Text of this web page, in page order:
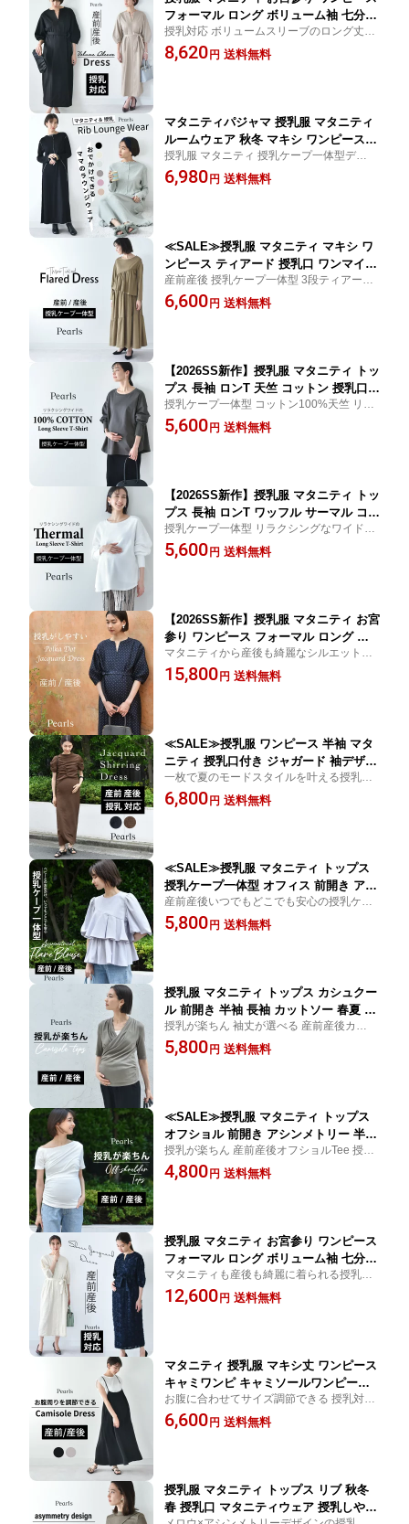
フォーマル ロング ボリューム袖 七分袖
長袖 入学式 入園式 卒園式 結婚式 七五
三 記念撮影 記念写真 フォト 授乳口付
授乳対応 ボリュームスリーブのロング丈ポ
ンチワンピース 秋冬 冬 春 授乳服 マタニテ
ィ 妊婦服 お宮参り フォーマル 入学式 入園
8,620円 送料無料
マタニティパジャマ 授乳服 マタニティ
ルームウェア 秋冬 マキシ ワンピース
授乳口 部屋着 入院 ワンマイル リブ 長
袖 ロング 授乳ケープ一体型 カットソー
授乳服 マタニティ 授乳ケープ一体型デザイ
ンのマキシ丈ラウンジリブワンピース 秋冬
妊婦服 ルームウェア パジャマ 長袖 ロング
6,980円 送料無料
≪SALE≫授乳服 マタニティ マキシ ワ
ンピース ティアード 授乳口 ワンマイル
ロング ロング丈 長袖 授乳ケープ 授乳
ケープ一体型 カットソー フレア 妊婦服
産前産後 授乳ケープ一体型 3段ティアード
のAラインワンピース 春 夏 秋 冬 授乳服 妊
婦服 マタニティ 産前産後 ワンマイル ロン
6,600円 送料無料
【2026SS新作】授乳服 マタニティ トッ
プス 長袖 ロンT 天竺 コットン 授乳口付
き 春 秋 冬 おしゃれ 可愛い ママ 妊婦
妊婦服 ワイドシルエット 産前産後 授乳
授乳ケープ一体型 コットン100%天竺 リラ
クシングなワイドシルエットのロングスリ
ーブTee 授乳服 マタニティ 妊婦服 トップス
5,600円 送料無料
【2026SS新作】授乳服 マタニティ トッ
プス 長袖 ロンT ワッフル サーマル コッ
トン 授乳口付き 春 秋 冬 おしゃれ 可愛
い ママ 妊婦 妊婦服 ワイドシルエット
授乳ケープ一体型 リラクシングなワイドシ
ルエットのサーマルロングスリーブTee 授
乳服 マタニティ 妊婦服 トップス 長袖 ワッ
5,600円 送料無料
【2026SS新作】授乳服 マタニティ お宮
参り ワンピース フォーマル ロング ボ
リューム袖 七分袖 ドット ジャガード
ドレス 入学式 入園式 卒園式 結婚式 七
マタニティから産後も綺麗なシルエットの
ロング丈ドットジャガードドレス 授乳服 ワ
ンピース フォーマル お宮参り 入学式 入園
15,800円 送料無料
≪SALE≫授乳服 ワンピース 半袖 マタ
ニティ 授乳口付き ジャガード 袖デザイ
ン シャーリング アシンメトリー 春夏
夏 マキシ ロング ロング丈 産前産後 お
一枚で夏のモードスタイルを叶える授乳口
付きジャガードロングドレス 授乳服 ワンピ
ース 半袖 マタニティ 袖デザイン シャーリ
6,800円 送料無料
≪SALE≫授乳服 マタニティ トップス
授乳ケープ一体型 オフィス 前開き アシ
ンメトリー ティアードフレア 春夏秋 ブ
ラウス 授乳口 妊婦服 産前産後 オシャ
産前産後いつでもどこでも安心の授乳ケー
プ一体型アシンメトリーフレアブラウス 授
乳服 マタニティ トップス オフィス 前開き
5,800円 送料無料
授乳服 マタニティ トップス カシュクー
ル 前開き 半袖 長袖 カットソー 春夏 秋
冬 授乳口 妊婦服 オフィス 産前産後 オ
シャレ おしゃれ 可愛い かわいい 白 黒
授乳が楽ちん 袖丈が選べる 産前産後カシュ
クールトップス 授乳服 授乳口付き トップ
ス マタニティ 前開き カットソー 春夏 秋冬
5,800円 送料無料
≪SALE≫授乳服 マタニティ トップス
オフショル 前開き アシンメトリー 半袖
春夏秋 授乳口 妊婦服 産前産後 オシャ
レ おしゃれ 可愛い かわいい 白 黒 カー
授乳が楽ちん 産前産後オフショルTee 授乳
服 授乳口付き トップス マタニティ 前開き
アシンメトリー 春夏秋 おしゃれ 可愛い マ
4,800円 送料無料
授乳服 マタニティ お宮参り ワンピース
フォーマル ロング ボリューム袖 七分袖
シアー ジャガード 入学式 入園式 卒園
式 結婚式 七五三 記念撮影 記念写真 授
マタニティも産後も綺麗に着られる授乳対
応シアージャガードドレス
12,600円 送料無料
マタニティ 授乳服 マキシ丈 ワンピース
キャミワンピ キャミソールワンピース
ロング ロング丈 スカート 夏 春夏 ボト
ム ボトムス 妊婦服 産前産後 オシャレ
お腹に合わせてサイズ調節できる 授乳対応
マキシ丈のキャミワンピース
6,600円 送料無料
授乳服 マタニティ トップス リブ 秋冬
春 授乳口 マタニティウェア 授乳しやす